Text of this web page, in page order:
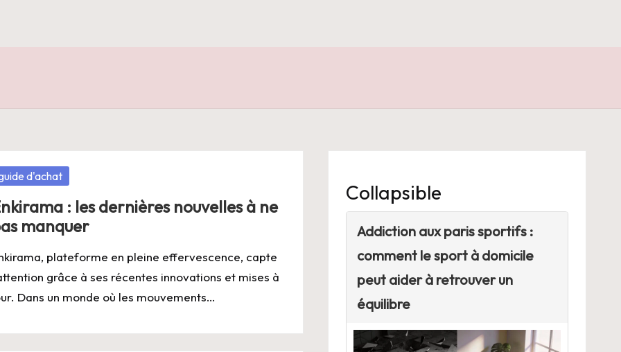
d'achat
: les dernières nouvelles à ne
manquer
plateforme en pleine effervescence, capte
grâce à ses récentes innovations et mises à
Dans un monde où les mouvements…
Collapsible
Addiction aux paris sportifs :
comment le sport à domicile
peut aider à retrouver un
équilibre